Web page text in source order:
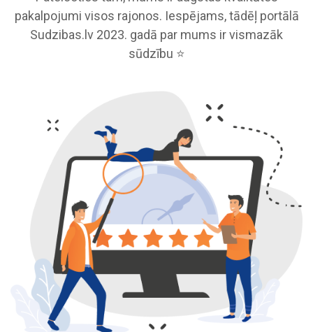
pakalpojumi visos rajonos. Iespējams, tādēļ portālā
Sudzibas.lv 2023. gadā par mums ir vismazāk
sūdzību ⭐